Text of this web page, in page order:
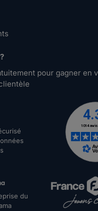
pour gagner en
du